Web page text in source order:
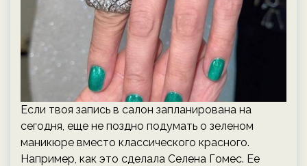
Если твоя запись в салон запланирована на
сегодня, еще не поздно подумать о зеленом
маникюре вместо классического красного.
Например, как это сделала Селена Гомес. Ее